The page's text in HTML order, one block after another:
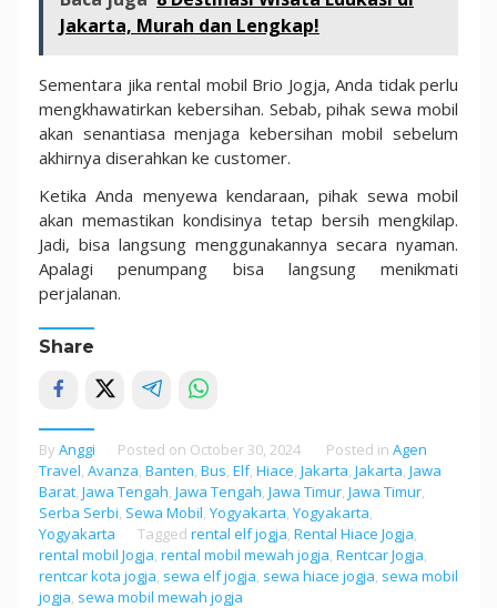
Jakarta, Murah dan Lengkap!
Sementara jika rental mobil Brio Jogja, Anda tidak perlu
mengkhawatirkan kebersihan. Sebab, pihak sewa mobil
akan senantiasa menjaga kebersihan mobil sebelum
akhirnya diserahkan ke customer.
Ketika Anda menyewa kendaraan, pihak sewa mobil
akan memastikan kondisinya tetap bersih mengkilap.
Jadi, bisa langsung menggunakannya secara nyaman.
Apalagi penumpang bisa langsung menikmati
perjalanan.
Share
By Anggi Posted on October 30, 2024 Posted in Agen
Travel, Avanza, Banten, Bus, Elf, Hiace, Jakarta, Jakarta, Jawa
Barat, Jawa Tengah, Jawa Tengah, Jawa Timur, Jawa Timur,
Serba Serbi, Sewa Mobil, Yogyakarta, Yogyakarta,
Yogyakarta
Tagged rental elf jogja, Rental Hiace Jogja,
rental mobil Jogja, rental mobil mewah jogja, Rentcar Jogja,
rentcar kota jogja, sewa elf jogja, sewa hiace jogja, sewa mobil
jogja, sewa mobil mewah jogja